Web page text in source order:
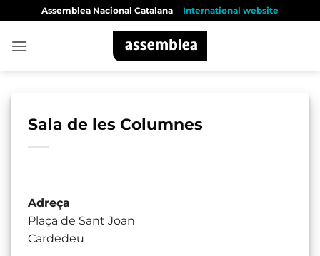
content
Assemblea Nacional Catalana International website
Sala de les Columnes
Adreça
Plaça de Sant Joan
Cardedeu